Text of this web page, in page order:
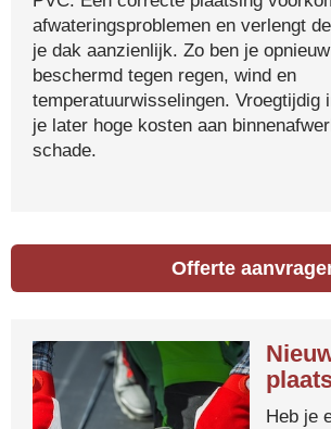
afwateringsproblemen en verlengt
je dak aanzienlijk. Zo ben je
beschermd tegen regen, wind en
temperatuurwisselingen. Vroegtijdig
je later hoge kosten aan
schade.
Offerte
Heb je